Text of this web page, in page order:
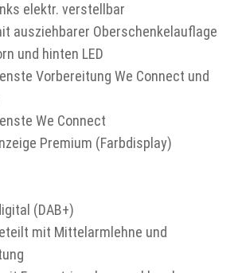
elektr. verstellbar
ausziehbarer Oberschenkelauflage
und hinten LED
Vorbereitung We Connect und
We Connect
Premium (Farbdisplay)
(DAB+)
mit Mittelarmlehne und